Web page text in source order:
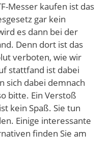
Messer kaufen ist das
gar kein
es dann bei der
Denn dort ist das
verboten, wie wir
stattfand ist dabei
sich dabei demnach
bitte. Ein Verstoß
kein Spaß. Sie tun
Einige interessante
finden Sie am